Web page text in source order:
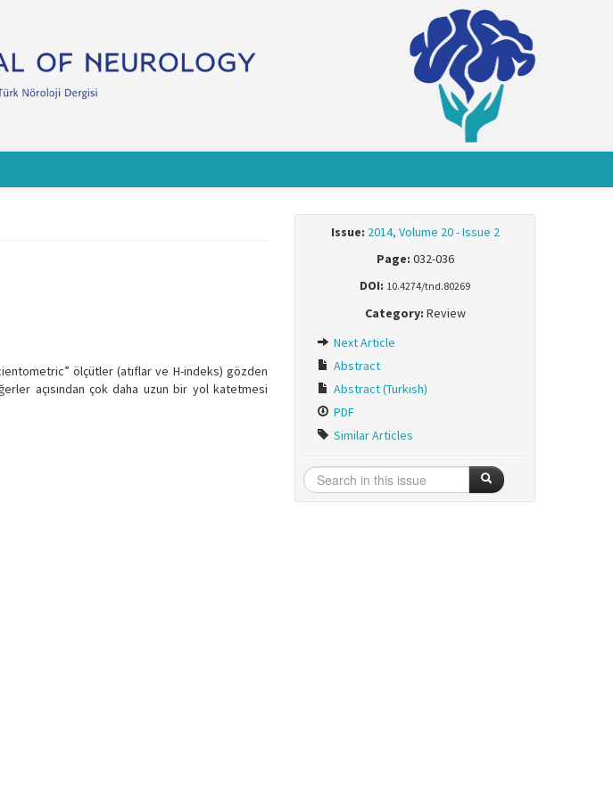
ölçütler (atıflar ve H-indeks) gözden
açısından çok daha uzun bir yol katetmesi
Issue: 2014, Volume 20 - Issue 2
Page: 032-036
DOI: 10.4274/tnd.80269
Category: Review
Next Article
Abstract
Abstract (Turkish)
PDF
Similar Articles